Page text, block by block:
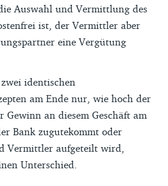
Auswahl und Vermittlung des
ist, der Vermittler aber
eine Vergütung
identischen
am Ende nur, wie hoch der
Gewinn an diesem Geschäft am
Bank zugutekommt oder
Vermittler aufgeteilt wird,
Unterschied.